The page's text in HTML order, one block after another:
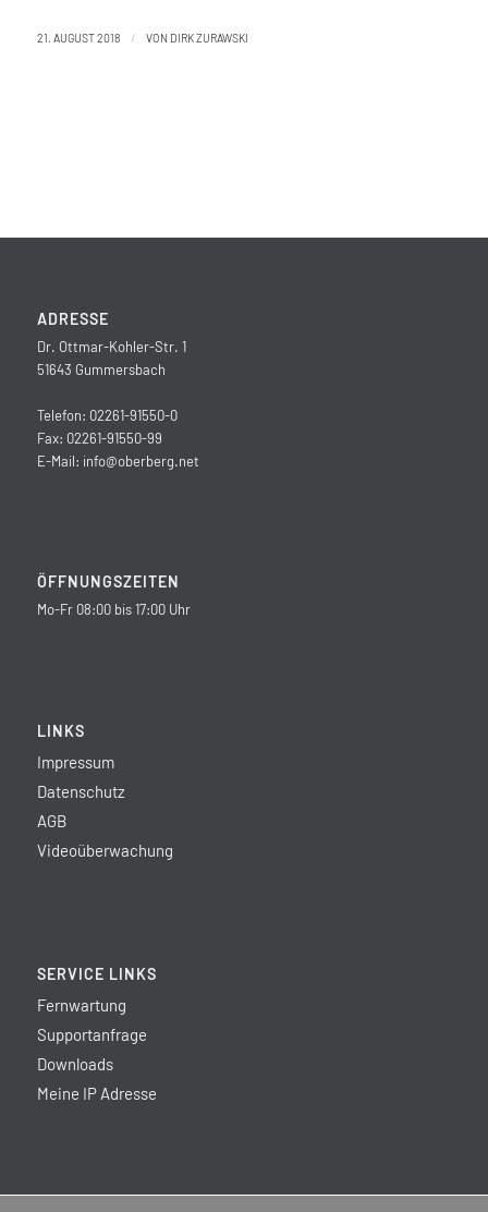
21. AUGUST 2018 / VON DIRK ZURAWSKI
ADRESSE
Dr. Ottmar-Kohler-Str. 1
51643 Gummersbach
Telefon: 02261-91550-0
Fax: 02261-91550-99
E-Mail: info@oberberg.net
ÖFFNUNGSZEITEN
Mo-Fr 08:00 bis 17:00 Uhr
LINKS
Impressum
Datenschutz
AGB
Videoüberwachung
SERVICE LINKS
Fernwartung
Supportanfrage
Downloads
Meine IP Adresse